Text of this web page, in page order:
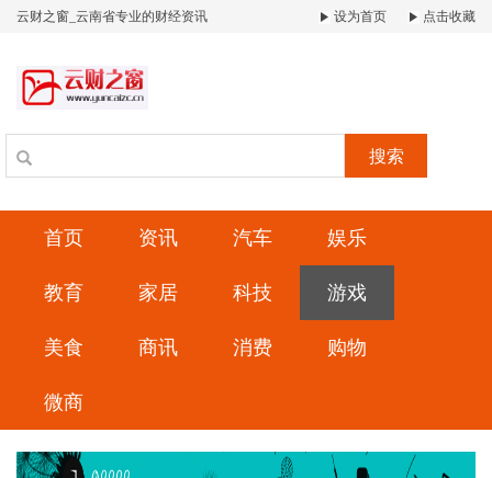
云财之窗_云南省专业的财经资讯 设为首页 点击收藏
搜索
首页 资讯 汽车 娱乐
教育 家居 科技 游戏
美食 商讯 消费 购物
微商